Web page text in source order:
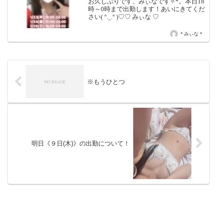
時～0時まで出勤します！あいにきてくだ
さい( ᐢ. ̫ .ᐢ )♡♡ みぃな ♡
＊みぃな＊
※もうひとつ
明日《９日(木)》の出勤について！